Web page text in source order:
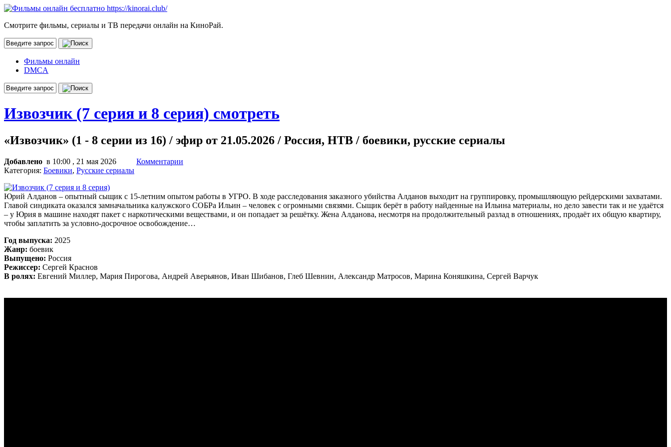
Смотрите фильмы, сериалы и ТВ передачи онлайн на КиноРай.
Фильмы онлайн
DMCA
Извозчик (7 серия и 8 серия) смотреть
«Извозчик» (1 - 8 серии из 16) / эфир от 21.05.2026 / Россия, НТВ / боевики, русские сериалы
Добавлено в 10:00 , 21 мая 2026
Комментарии
Категория: Боевики, Русские сериалы
Юрий Алданов – опытный сыщик с 15-летним опытом работы в УГРО. В ходе расследования заказного убийства Алданов выходит на группировку, промышляющую рейдерскими захватами.
Главой синдиката оказался замначальника калужского СОБРа Ильин – человек с огромными связями. Сыщик берёт в работу найденные на Ильина материалы, но дело завести так и не удаётся
– у Юрия в машине находят пакет с наркотическими веществами, и он попадает за решётку. Жена Алданова, несмотря на продолжительный разлад в отношениях, продаёт их общую квартиру,
чтобы заплатить за условно-досрочное освобождение…
Год выпуска: 2025
Жанр: боевик
Выпущено: Россия
Режиссер: Сергей Краснов
В ролях: Евгений Миллер, Мария Пирогова, Андрей Аверьянов, Иван Шибанов, Глеб Шевнин, Александр Матросов, Марина Коняшкина, Сергей Варчук